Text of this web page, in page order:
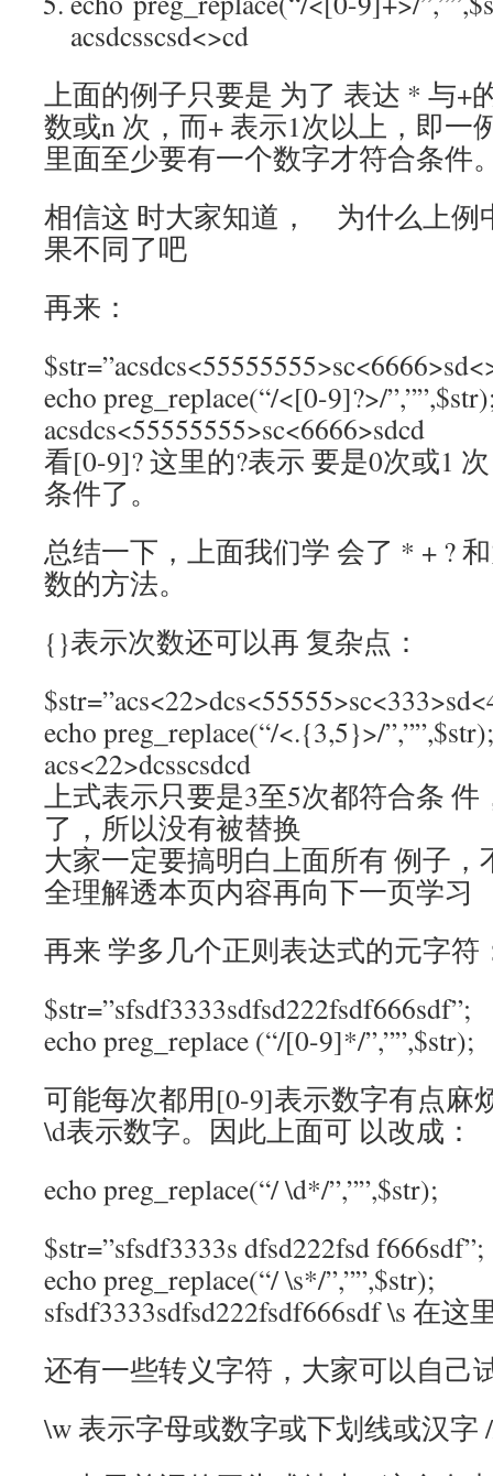
acsdcsscsd<>cd
上面的例子只要是 为了 表达 * 与+
数或n 次，而+ 表示1次以上，即一
里面至少要有一个数字才符合条件
相信这 时大家知道， 为什么上例
果不同了吧
再来：
echo preg_replace(“/<[0-9]?>/
acsdcs<55555555>sc<6666>sdcd
看[0-9]? 这里的?表示 要是0次或1
条件了。
总结一下，上面我们学 会了 * + ?
数的方法。
{}表示次数还可以再 复杂点：
echo preg_replace(“/<.{3,5}>/
acs<22>dcsscsdcd
上式表示只要是3至5次都符合条 件
了，所以没有被替换
大家一定要搞明白上面所有 例子
全理解透本页内容再向下一页学习
再来 学多几个正则表达式的元字符
$str=”sfsdf3333sdfsd222fsdf666sdf”;
echo preg_replace (“/[0-9]*/
可能每次都用[0-9]表示数字有点麻
\d表示数字。因此上面可 以改成：
echo preg_replace(“/ \d*/”,””,$str);
$str=”sfsdf3333s dfsd222fsd f666sdf”;
echo preg_replace(“/ \s*/
sfsdf3333sdfsd222fsdf666sdf \s 在
还有一些转义字符，大家可以自己
\w 表示字母或数字或下划线或汉字